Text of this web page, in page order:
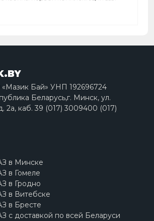
Бай» УНП 192696724
Беларусь,г. Минск, ул.
2a, каб. 39 (017) 3009400 (017)
в Минске
в Гомеле
в Гродно
в Витебске
в Бресте
с доставкой по всей Беларуси